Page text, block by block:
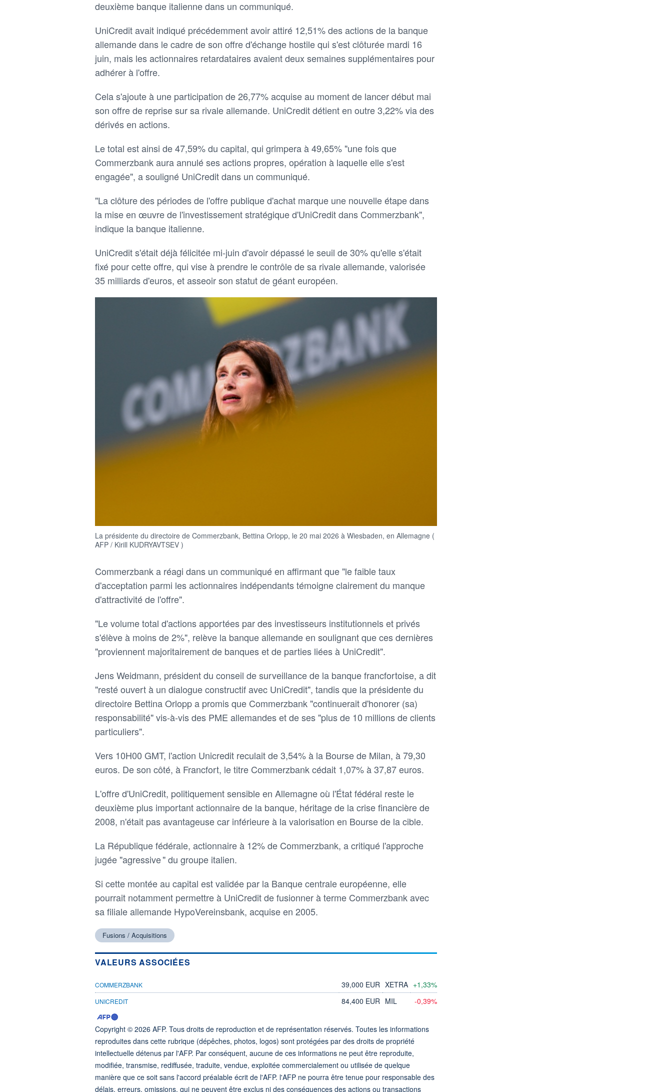
deuxième banque italienne dans un communiqué.
UniCredit avait indiqué précédemment avoir attiré 12,51% des actions de la banque
allemande dans le cadre de son offre d'échange hostile qui s'est clôturée mardi 16
juin, mais les actionnaires retardataires avaient deux semaines supplémentaires pour
adhérer à l'offre.
Cela s'ajoute à une participation de 26,77% acquise au moment de lancer début mai
son offre de reprise sur sa rivale allemande. UniCredit détient en outre 3,22% via des
dérivés en actions.
Le total est ainsi de 47,59% du capital, qui grimpera à 49,65% "une fois que
Commerzbank aura annulé ses actions propres, opération à laquelle elle s'est
engagée", a souligné UniCredit dans un communiqué.
"La clôture des périodes de l'offre publique d'achat marque une nouvelle étape dans
la mise en œuvre de l'investissement stratégique d'UniCredit dans Commerzbank",
indique la banque italienne.
UniCredit s'était déjà félicitée mi-juin d'avoir dépassé le seuil de 30% qu'elle s'était
fixé pour cette offre, qui vise à prendre le contrôle de sa rivale allemande, valorisée
35 milliards d'euros, et asseoir son statut de géant européen.
La présidente du directoire de Commerzbank, Bettina Orlopp, le 20 mai 2026 à Wiesbaden, en Allemagne (
AFP / Kirill KUDRYAVTSEV )
Commerzbank a réagi dans un communiqué en affirmant que "le faible taux
d'acceptation parmi les actionnaires indépendants témoigne clairement du manque
d'attractivité de l'offre".
"Le volume total d'actions apportées par des investisseurs institutionnels et privés
s'élève à moins de 2%", relève la banque allemande en soulignant que ces dernières
"proviennent majoritairement de banques et de parties liées à UniCredit".
Jens Weidmann, président du conseil de surveillance de la banque francfortoise, a dit
"resté ouvert à un dialogue constructif avec UniCredit", tandis que la présidente du
directoire Bettina Orlopp a promis que Commerzbank "continuerait d'honorer (sa)
responsabilité" vis-à-vis des PME allemandes et de ses "plus de 10 millions de clients
particuliers".
Vers 10H00 GMT, l'action Unicredit reculait de 3,54% à la Bourse de Milan, à 79,30
euros. De son côté, à Francfort, le titre Commerzbank cédait 1,07% à 37,87 euros.
L'offre d'UniCredit, politiquement sensible en Allemagne où l'État fédéral reste le
deuxième plus important actionnaire de la banque, héritage de la crise financière de
2008, n'était pas avantageuse car inférieure à la valorisation en Bourse de la cible.
La République fédérale, actionnaire à 12% de Commerzbank, a critiqué l'approche
jugée "agressive " du groupe italien.
Si cette montée au capital est validée par la Banque centrale européenne, elle
pourrait notamment permettre à UniCredit de fusionner à terme Commerzbank avec
sa filiale allemande HypoVereinsbank, acquise en 2005.
Fusions / Acquisitions
VALEURS ASSOCIÉES
COMMERZBANK 39,000 EUR XETRA +1,33%
UNICREDIT 84,400 EUR MIL -0,39%
Copyright © 2026 AFP. Tous droits de reproduction et de représentation réservés. Toutes les informations
reproduites dans cette rubrique (dépêches, photos, logos) sont protégées par des droits de propriété
intellectuelle détenus par l'AFP. Par conséquent, aucune de ces informations ne peut être reproduite,
modifiée, transmise, rediffusée, traduite, vendue, exploitée commercialement ou utilisée de quelque
manière que ce soit sans l'accord préalable écrit de l'AFP. l'AFP ne pourra être tenue pour responsable des
délais, erreurs, omissions, qui ne peuvent être exclus ni des conséquences des actions ou transactions